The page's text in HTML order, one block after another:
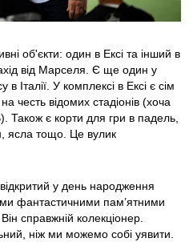
об'єкти: один в Ексі та інший в
від Марселя. Є ще один у
Італії. У комплексі в Ексі є сім
честь відомих стадіонів (хоча
Також є корти для гри в падель,
ясла тощо. Це вулик
у день народження
фантастичними пам’ятними
справжній колекціонер.
ніж ми можемо собі уявити.